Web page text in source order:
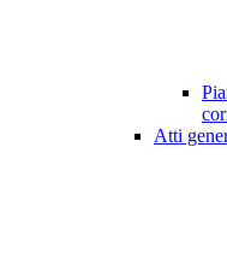
Atti